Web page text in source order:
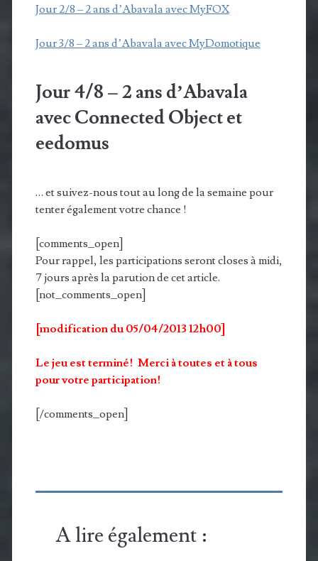
Jour 2/8 – 2 ans d’Abavala avec MyFOX
Jour 3/8 – 2 ans d’Abavala avec MyDomotique
Jour 4/8 – 2 ans d’Abavala
avec Connected Object et
eedomus
… et suivez-nous tout au long de la semaine pour
tenter également votre chance !
[comments_open]
Pour rappel, les participations seront closes à midi,
7 jours après la parution de cet article.
[not_comments_open]
[modification du 05/04/2013 12h00]
Le jeu est terminé! Merci à toutes et à tous
pour votre participation!
[/comments_open]
A lire également :